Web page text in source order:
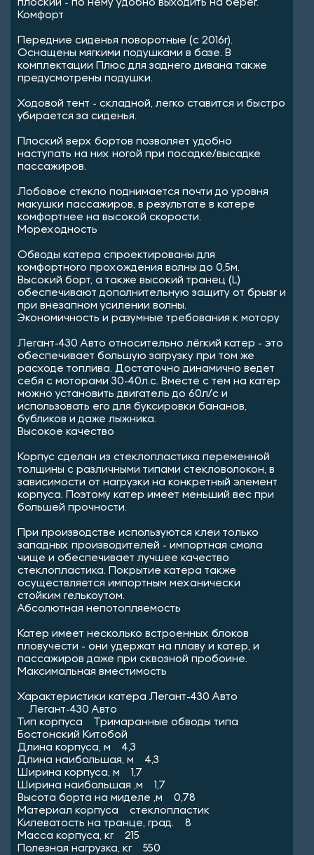
плоский - по нему удобно выходить на берег.
Комфорт
Передние сиденья поворотные (с 2016г).
Оснащены мягкими подушками в базе. В
комплектации Плюс для заднего дивана также
предусмотрены подушки.
Ходовой тент - складной, легко ставится и быстро
убирается за сиденья.
Плоский верх бортов позволяет удобно
наступать на них ногой при посадке/высадке
пассажиров.
Лобовое стекло поднимается почти до уровня
макушки пассажиров, в результате в катере
комфортнее на высокой скорости.
Мореходность
Обводы катера спроектированы для
комфортного прохождения волны до 0,5м.
Высокий борт, а также высокий транец (L)
обеспечивают дополнительную защиту от брызг и
при внезапном усилении волны.
Экономичность и разумные требования к мотору
Легант-430 Авто относительно лёгкий катер - это
обеспечивает большую загрузку при том же
расходе топлива. Достаточно динамично ведет
себя с моторами 30-40л.с. Вместе с тем на катер
можно установить двигатель до 60л/с и
использовать его для буксировки бананов,
бубликов и даже лыжника.
Высокое качество
Корпус сделан из стеклопластика переменной
толщины с различными типами стекловолокон, в
зависимости от нагрузки на конкретный элемент
корпуса. Поэтому катер имеет меньший вес при
большей прочности.
При производстве используются клеи только
западных производителей - импортная смола
чище и обеспечивает лучшее качество
стеклопластика. Покрытие катера также
осуществляется импортным механически
стойким гелькоутом.
Абсолютная непотопляемость
Катер имеет несколько встроенных блоков
пловучести - они удержат на плаву и катер, и
пассажиров даже при сквозной пробоине.
Максимальная вместимость
Характеристики катера Легант-430 Авто
Легант-430 Авто
Тип корпуса Тримаранные обводы типа
Бостонский Китобой
Длина корпуса, м 4,3
Длина наибольшая, м 4,3
Ширина корпуса, м 1,7
Ширина наибольшая ,м 1,7
Высота борта на миделе ,м 0,78
Материал корпуса стеклопластик
Килеватость на транце, град. 8
Масса корпуса, кг 215
Полезная нагрузка, кг 550